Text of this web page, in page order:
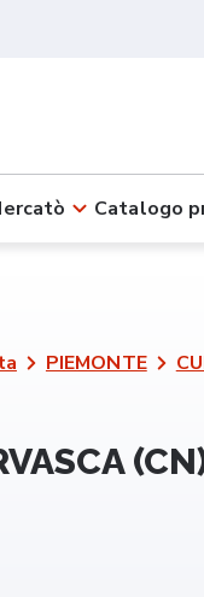
Catalogo
PIEMONTE